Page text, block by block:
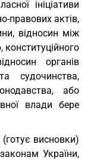
ініціативи
правових актів,
відносин між
органів
судочинства,
або
влади бере
висновки)
України,